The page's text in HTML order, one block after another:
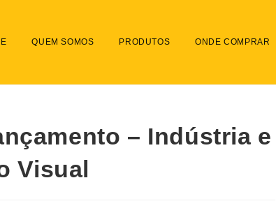
QUEM SOMOS PRODUTOS ONDE COMPRAR
– Indústria e
Visual